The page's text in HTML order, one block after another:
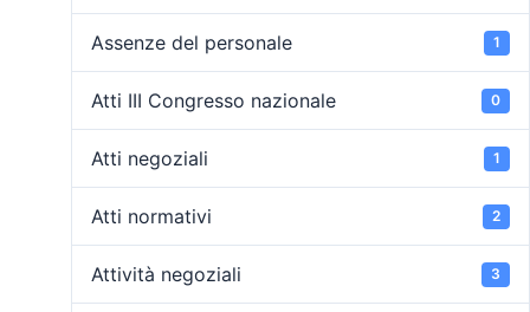
Assenze del personale 1
Atti III Congresso nazionale 0
Atti negoziali 1
Atti normativi 2
Attività negoziali 3